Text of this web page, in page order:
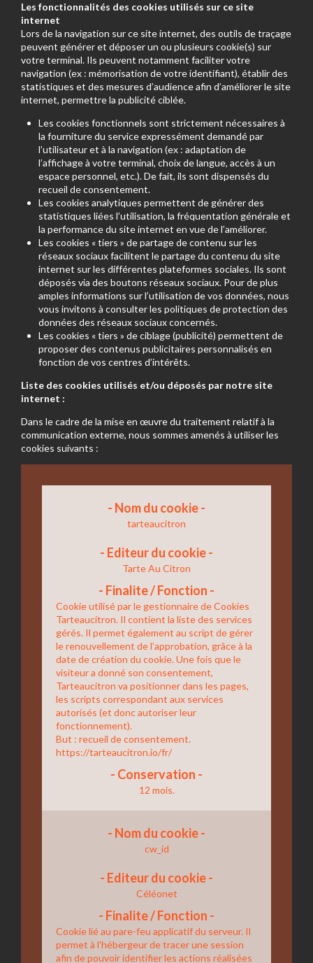
Les fonctionnalités des cookies utilisés sur ce site
internet
Lors de la navigation sur ce site internet, des outils de traçage
peuvent générer et déposer un ou plusieurs cookie(s) sur
votre terminal. Ils peuvent notamment faciliter votre
navigation (ex : mémorisation de votre identifiant), établir des
statistiques et des mesures d’audience afin d’améliorer le site
internet, permettre la publicité ciblée.
Les cookies fonctionnels sont strictement nécessaires à
la fourniture du service expressément demandé par
l’utilisateur et à la navigation (ex : adaptation de
l’affichage à votre terminal, choix de langue, accès à un
espace personnel, etc.). De fait, ils sont dispensés du
recueil de consentement.
Les cookies analytiques permettent de générer des
statistiques liées l’utilisation, la fréquentation générale et
la performance du site internet en vue de l’améliorer.
Les cookies « tiers » de partage de contenu sur les
réseaux sociaux facilitent le partage du contenu du site
internet sur les différentes plateformes sociales. Ils sont
déposés via des boutons réseaux sociaux. Pour de plus
amples informations sur l’utilisation de vos données, nous
vous invitons à consulter les politiques de protection des
données des réseaux sociaux concernés.
Les cookies « tiers » de ciblage (publicité) permettent de
proposer des contenus publicitaires personnalisés en
fonction de vos centres d’intérêts.
Liste des cookies utilisés et/ou déposés par notre site
internet :
Dans le cadre de la mise en œuvre du traitement relatif à la
communication externe, nous sommes amenés à utiliser les
cookies suivants :
tarteaucitron
Tarte Au Citron
Cookie utilisé par le gestionnaire de Cookies
Tarteaucitron. Il contient la liste des services
gérés. Il permet également au script de gérer
le renouvellement de l’approbation, grâce à la
date de création du cookie.Une fois que le
visiteur a donné son consentement,
Tarteaucitron va positionner dans les pages,
les scripts correspondant aux services
autorisés (et donc autoriser leur
fonctionnement).
But : recueil de consentement.
https://tarteaucitron.io/fr/
12 mois.
cw_id
Céléonet
Cookie lié au pare-feu applicatif du serveur. Il
permet à l'hébergeur de tracer une session
afin de pouvoir identifier les actions réalisées